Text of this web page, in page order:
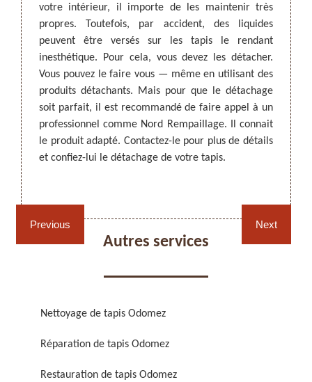
ARTISAN DEZITTER
, REMPAILLAGE -
CANNAGE - RECOLLAGE, 59 NORD
Rempaillage fauteuil,
chaises et sièges 59
Cannage fauteuil, chaises
et sièges 59
Réparation de fauteuil,
Réfection de fauteuil,
Previous
au-
il est
une
un
vous
les
un
votre intérieur, il importe de les maintenir très
propres. Toutefois, par accident, des liquides
peuvent être versés sur les tapis le rendant
inesthétique. Pour cela, vous devez les détacher.
Vous pouvez le faire vous — même en utilisant des
produits détachants. Mais pour que le détachage
soit parfait, il est recommandé de faire appel à un
professionnel comme Nord Rempaillage. Il connait
le produit adapté. Contactez-le pour plus de détails
et confiez-lui le détachage de votre tapis.
Pour
votre
des
de
de
qu’il
tarifs
Next
Autres services
Nettoyage de tapis Odomez
Réparation de tapis Odomez
Restauration de tapis Odomez